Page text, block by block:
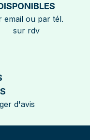
email ou par tél.
sur rdv
d'avis